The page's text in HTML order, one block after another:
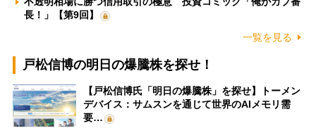
長！」【第9回】
一覧を見る
戸松信博の明日の爆騰株を探せ！
【戸松信博氏「明日の爆騰株」を探せ】トーメン
デバイス：サムスンを通じて世界のAIメモリ需
要…